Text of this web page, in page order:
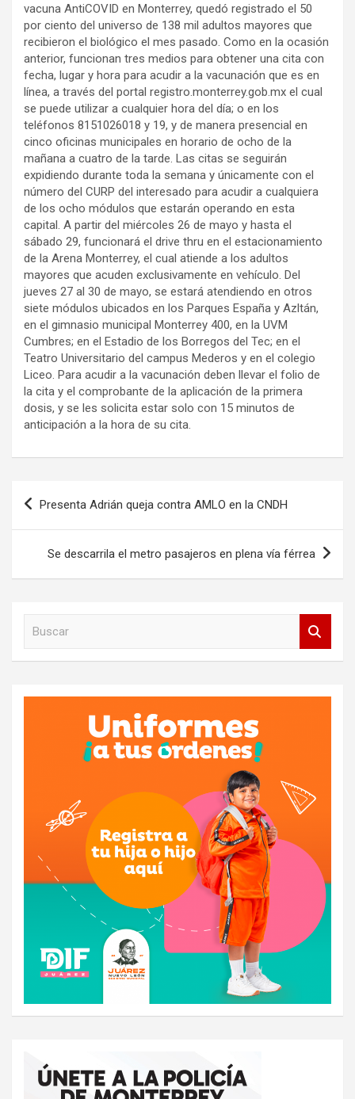
vacuna AntiCOVID en Monterrey, quedó registrado el 50
por ciento del universo de 138 mil adultos mayores que
recibieron el biológico el mes pasado. Como en la ocasión
anterior, funcionan tres medios para obtener una cita con
fecha, lugar y hora para acudir a la vacunación que es en
línea, a través del portal registro.monterrey.gob.mx el cual
se puede utilizar a cualquier hora del día; o en los
teléfonos 8151026018 y 19, y de manera presencial en
cinco oficinas municipales en horario de ocho de la
mañana a cuatro de la tarde. Las citas se seguirán
expidiendo durante toda la semana y únicamente con el
número del CURP del interesado para acudir a cualquiera
de los ocho módulos que estarán operando en esta
capital. A partir del miércoles 26 de mayo y hasta el
sábado 29, funcionará el drive thru en el estacionamiento
de la Arena Monterrey, el cual atiende a los adultos
mayores que acuden exclusivamente en vehículo. Del
jueves 27 al 30 de mayo, se estará atendiendo en otros
siete módulos ubicados en los Parques España y Azltán,
en el gimnasio municipal Monterrey 400, en la UVM
Cumbres; en el Estadio de los Borregos del Tec; en el
Teatro Universitario del campus Mederos y en el colegio
Liceo. Para acudir a la vacunación deben llevar el folio de
la cita y el comprobante de la aplicación de la primera
dosis, y se les solicita estar solo con 15 minutos de
anticipación a la hora de su cita.
Navegación
Presenta Adrián queja contra AMLO en la CNDH
Se descarrila el metro pasajeros en plena vía férrea